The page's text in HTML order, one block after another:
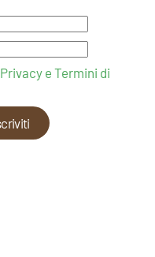
Privacy e Termini di